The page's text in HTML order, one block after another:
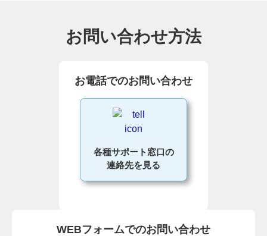
お問い合わせ方法
お電話でのお問い合わせ
各種サポート窓口の
連絡先を見る
WEBフォームでのお問い合わせ